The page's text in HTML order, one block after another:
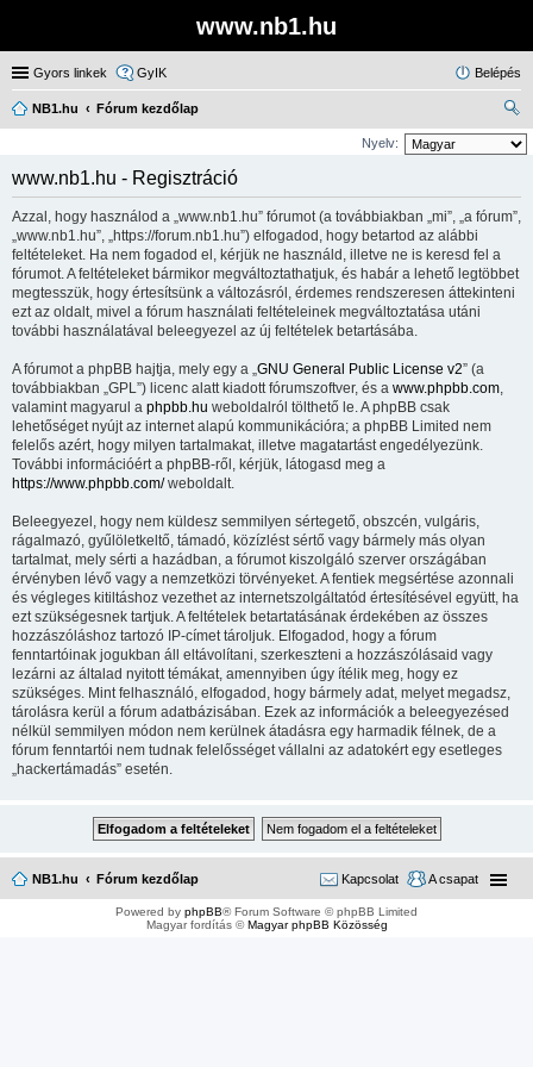
www.nb1.hu
Gyors linkek GyIK Belépés
NB1.hu
Fórum kezdőlap
ere
s
Nyelv:
www.nb1.hu - Regisztráció
Azzal, hogy használod a „www.nb1.hu” fórumot (a továbbiakban „mi”, „a fórum”,
„www.nb1.hu”, „https://forum.nb1.hu”) elfogadod, hogy betartod az alábbi
feltételeket. Ha nem fogadod el, kérjük ne használd, illetve ne is keresd fel a
fórumot. A feltételeket bármikor megváltoztathatjuk, és habár a lehető legtöbbet
megtesszük, hogy értesítsünk a változásról, érdemes rendszeresen áttekinteni
ezt az oldalt, mivel a fórum használati feltételeinek megváltoztatása utáni
további használatával beleegyezel az új feltételek betartásába.
A fórumot a phpBB hajtja, mely egy a „GNU General Public License v2” (a
továbbiakban „GPL”) licenc alatt kiadott fórumszoftver, és a www.phpbb.com,
valamint magyarul a phpbb.hu weboldalról tölthető le. A phpBB csak
lehetőséget nyújt az internet alapú kommunikációra; a phpBB Limited nem
felelős azért, hogy milyen tartalmakat, illetve magatartást engedélyezünk.
További információért a phpBB-ről, kérjük, látogasd meg a
https://www.phpbb.com/weboldalt.
Beleegyezel, hogy nem küldesz semmilyen sértegető, obszcén, vulgáris,
rágalmazó, gyűlöletkeltő, támadó, közízlést sértő vagy bármely más olyan
tartalmat, mely sérti a hazádban, a fórumot kiszolgáló szerver országában
érvényben lévő vagy a nemzetközi törvényeket. A fentiek megsértése azonnali
és végleges kitiltáshoz vezethet az internetszolgáltatód értesítésével együtt, ha
ezt szükségesnek tartjuk. A feltételek betartatásának érdekében az összes
hozzászóláshoz tartozó IP-címet tároljuk. Elfogadod, hogy a fórum
fenntartóinak jogukban áll eltávolítani, szerkeszteni a hozzászólásaid vagy
lezárni az általad nyitott témákat, amennyiben úgy ítélik meg, hogy ez
szükséges. Mint felhasználó, elfogadod, hogy bármely adat, melyet megadsz,
tárolásra kerül a fórum adatbázisában. Ezek az információk a beleegyezésed
nélkül semmilyen módon nem kerülnek átadásra egy harmadik félnek, de a
fórum fenntartói nem tudnak felelősséget vállalni az adatokért egy esetleges
„hackertámadás” esetén.
NB1.hu Fórum kezdőlap A csapat
Kapcsolat
Powered by phpBB® Forum Software © phpBB Limited
Magyar fordítás ©Magyar phpBB Közösség